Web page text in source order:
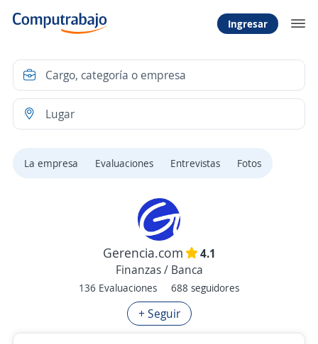
Ingresar
La empresa Evaluaciones Entrevistas Fotos
Gerencia.com
4.1
Finanzas / Banca
136 Evaluaciones 688 seguidores
+ Seguir